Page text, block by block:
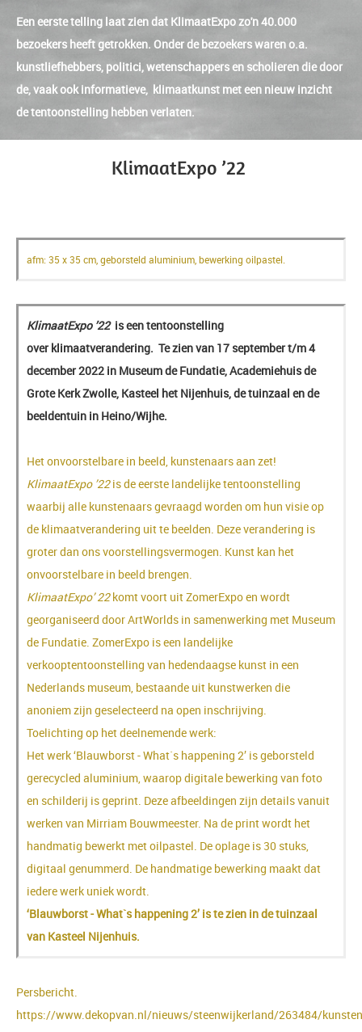
Een eerste telling laat zien dat KlimaatExpo zo'n 40.000
bezoekers heeft getrokken. Onder de bezoekers waren o.a.
kunstliefhebbers, politici, wetenschappers en scholieren die door
de, vaak ook informatieve, klimaatkunst met een nieuw inzicht
de tentoonstelling hebben verlaten.
KlimaatExpo ’22
afm: 35 x 35 cm, geborsteld aluminium, bewerking oilpastel.
KlimaatExpo ’22 is een tentoonstelling
over klimaatverandering. Te zien van 17 september t/m 4
december 2022 in Museum de Fundatie, Academiehuis de
Grote Kerk Zwolle, Kasteel het Nijenhuis, de tuinzaal en de
beeldentuin in Heino/Wijhe.
Het onvoorstelbare in beeld, kunstenaars aan zet!
KlimaatExpo ’22is de eerste landelijke tentoonstelling
waarbij alle kunstenaars gevraagd worden om hun visie op
de klimaatverandering uit te beelden. Deze verandering is
groter dan ons voorstellingsvermogen. Kunst kan het
onvoorstelbare in beeld brengen.
KlimaatExpo’ 22komt voort uitZomerExpoen wordt
georganiseerd door ArtWorlds in samenwerking met Museum
de Fundatie. ZomerExpo is een landelijke
verkooptentoonstelling van hedendaagse kunst in een
Nederlands museum, bestaande uit kunstwerken die
anoniem zijn geselecteerd na open inschrijving.
Toelichting op het deelnemende werk:
Het werk ‘Blauwborst - What`s happening 2’ is geborsteld
gerecycled aluminium, waarop digitale bewerking van foto
en schilderij is geprint. Deze afbeeldingen zijn details vanuit
werken van Mirriam Bouwmeester. Na de print wordt het
handmatig bewerkt met oilpastel. De oplage is 30 stuks,
digitaal genummerd. De handmatige bewerking maakt dat
iedere werk uniek wordt.
‘Blauwborst - What`s happening 2’ is te zien in de tuinzaal
van Kasteel Nijenhuis.
Persbericht.
https://www.dekopvan.nl/nieuws/steenwijkerland/263484/